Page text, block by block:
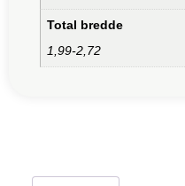
Total bredde
1,99-2,72